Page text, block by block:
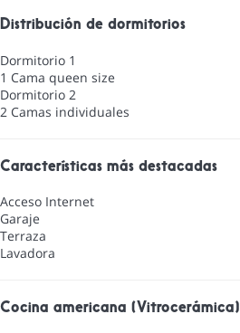
Distribución de dormitorios
Dormitorio 1
1 Cama queen size
Dormitorio 2
2 Camas individuales
Características más destacadas
Acceso Internet
Garaje
Terraza
Lavadora
Cocina americana (Vitrocerámica)